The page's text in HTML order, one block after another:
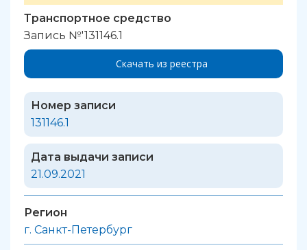
Транспортное средство
Запись №'131146.1
Скачать из реестра
Номер записи
131146.1
Дата выдачи записи
21.09.2021
Регион
г. Санкт-Петербург